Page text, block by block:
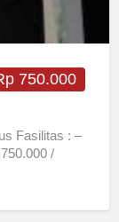
750.000
Fasilitas : –
/